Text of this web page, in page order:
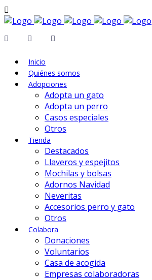
Inicio
Quiénes somos
Adopciones
Adopta un gato
Adopta un perro
Casos especiales
Otros
Tienda
Destacados
Llaveros y espejitos
Mochilas y bolsas
Adornos Navidad
Neveritas
Accesorios perro y gato
Otros
Colabora
Donaciones
Voluntarios
Casa de acogida
Empresas colaboradoras